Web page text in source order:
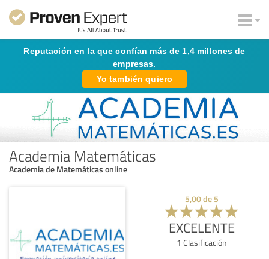
Reputación en la que confían más de 1,4 millones de
empresas.
Yo también quiero
Academia Matemáticas
Academia de Matemáticas online
5,00de 5
EXCELENTE
1 Clasificación